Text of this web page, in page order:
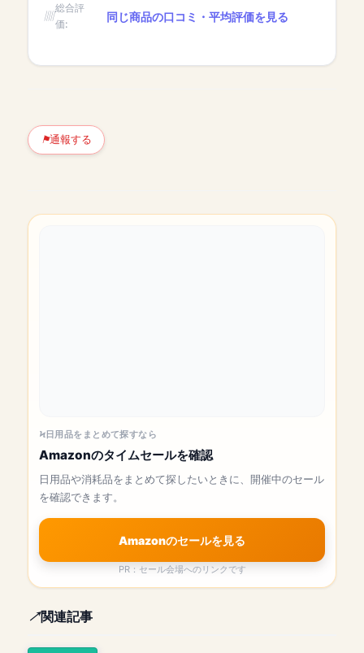
総合評
価:
同じ商品の口コミ・平均評価を見る
通報する
日用品をまとめて探すなら
Amazonのタイムセールを確認
日用品や消耗品をまとめて探したいときに、開催中のセール
を確認できます。
Amazonのセールを見る
PR：セール会場へのリンクです
関連記事